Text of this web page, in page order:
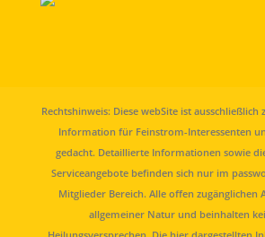
Rechtshinweis: Diese webSite ist ausschließlich
Information für Feinstrom-Interessenten
gedacht. Detaillierte Informationen sowie
Serviceangebote befinden sich nur im
Mitglieder Bereich. Alle offen zugänglichen
allgemeiner Natur und beinhalten